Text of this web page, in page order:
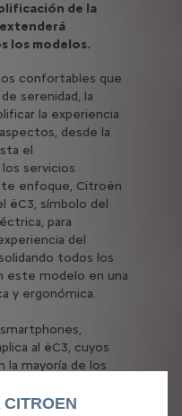
de la
los modelos.
confortables que
serenidad, la
la experiencia
desde la
el
servicios
enfoque, Citroën
ëC3, símbolo del
para
del
todos los
este modelo en una
y ergonómica.
al ëC3, cuyos
la mayoría de los
Diseñado